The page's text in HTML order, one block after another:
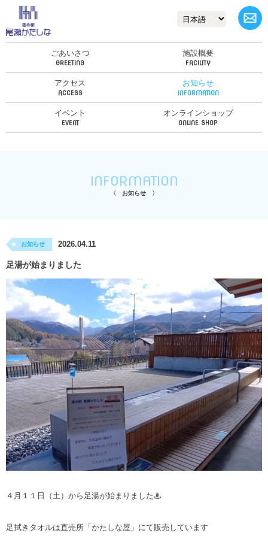
ごあいさつ 施設概要
アクセス お知らせ
イベント オンラインショップ
INFORMATION
お知らせ
お知らせ 2026.04.11
足湯が始まりました
４月１１日（土）から足湯が始まりました♨
足拭きタオルは直売所「かたしな屋」にて販売しています